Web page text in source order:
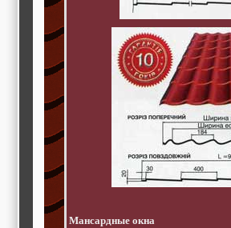
Мансардные окна